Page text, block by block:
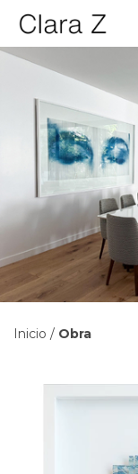
Inicio / Obra